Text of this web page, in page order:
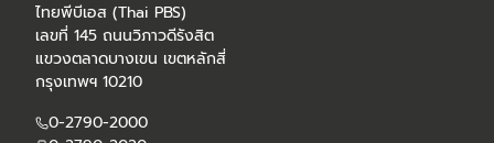
ไทยพีบีเอส (Thai PBS)
เลขที่ 145 ถนนวิภาวดีรังสิต
แขวงตลาดบางเขน เขตหลักสี่
กรุงเทพฯ 10210
0-2790-2000